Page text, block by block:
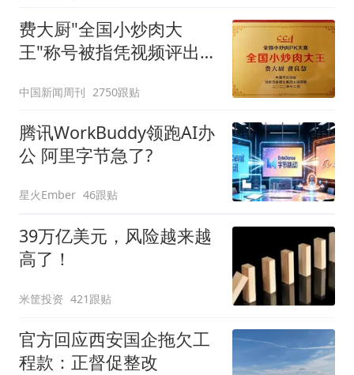
费大厨"全国小炒肉大
王"称号被指凭视频评出
中国新闻周刊 2750跟贴
腾讯WorkBuddy领跑AI办
公 阿里字节急了?
星火Ember 46跟贴
39万亿美元，风险越来越
高了！
米筐投资 421跟贴
官方回应西安国企拖欠工
程款：正督促整改